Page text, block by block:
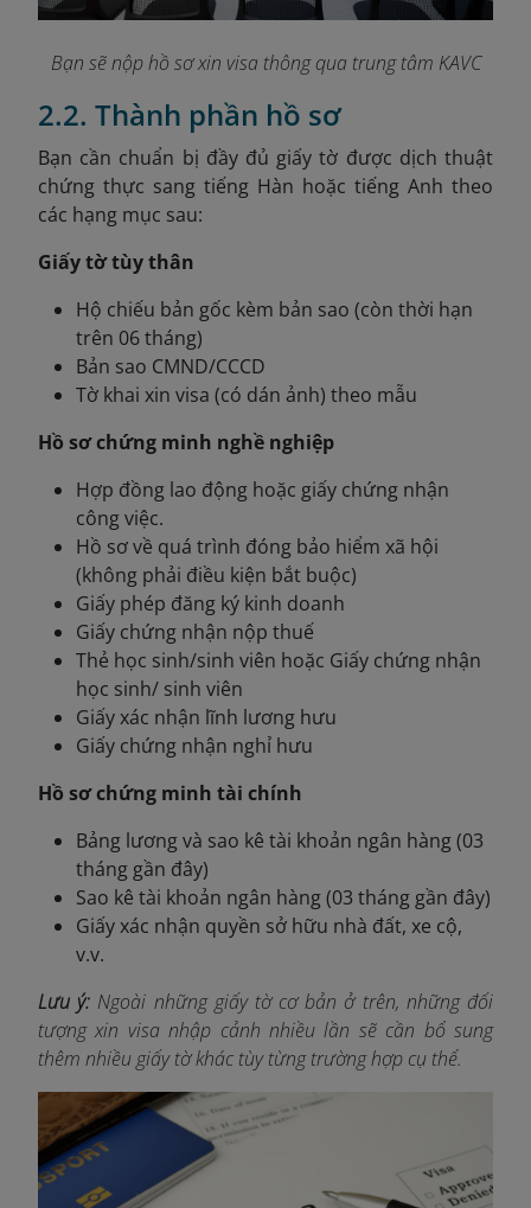
Bạn sẽ nộp hồ sơ xin visa thông qua trung tâm KAVC
2.2. Thành phần hồ sơ
Bạn cần chuẩn bị đầy đủ giấy tờ được dịch thuật
chứng thực sang tiếng Hàn hoặc tiếng Anh theo
các hạng mục sau:
Giấy tờ tùy thân
Hộ chiếu bản gốc kèm bản sao (còn thời hạn
trên 06 tháng)
Bản sao CMND/CCCD
Tờ khai xin visa (có dán ảnh) theo mẫu
Hồ sơ chứng minh nghề nghiệp
Hợp đồng lao động hoặc giấy chứng nhận
công việc.
Hồ sơ về quá trình đóng bảo hiểm xã hội
(không phải điều kiện bắt buộc)
Giấy phép đăng ký kinh doanh
Giấy chứng nhận nộp thuế
Thẻ học sinh/sinh viên hoặc Giấy chứng nhận
học sinh/ sinh viên
Giấy xác nhận lĩnh lương hưu
Giấy chứng nhận nghỉ hưu
Hồ sơ chứng minh tài chính
Bảng lương và sao kê tài khoản ngân hàng (03
tháng gần đây)
Sao kê tài khoản ngân hàng (03 tháng gần đây)
Giấy xác nhận quyền sở hữu nhà đất, xe cộ,
v.v.
Lưu ý: Ngoài những giấy tờ cơ bản ở trên, những đối
tượng xin visa nhập cảnh nhiều lần sẽ cần bổ sung
thêm nhiều giấy tờ khác tùy từng trường hợp cụ thể.